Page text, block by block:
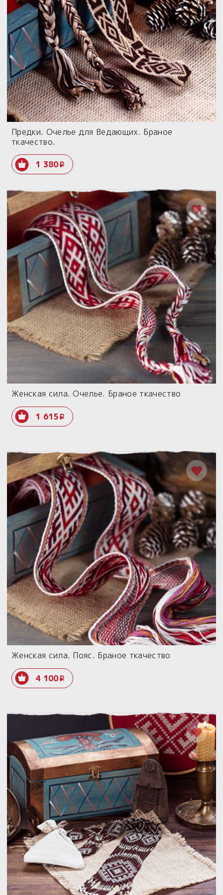
Предки. Очелье для Ведающих. Браное
ткачество.
1 380i
Женская сила. Очелье. Браное ткачество
1 615i
Женская сила. Пояс. Браное ткачество
4 100i